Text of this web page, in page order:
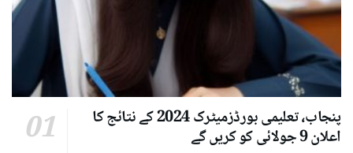
پنجاب، تعلیمی بورڈزمیٹرک 2024 کے نتائج کا
اعلان 9 جولائی کو کریں گے